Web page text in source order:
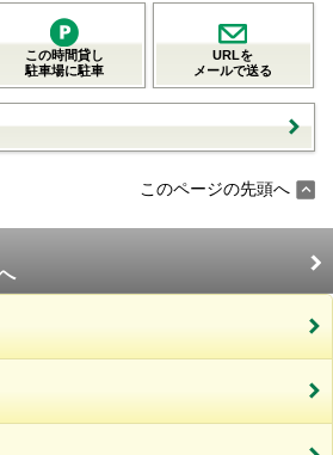
この時間貸し
駐車場に駐車
URLを
メールで送る
このページの先頭へ